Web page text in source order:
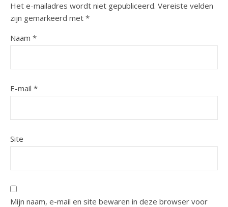
Het e-mailadres wordt niet gepubliceerd. Vereiste velden
zijn gemarkeerd met *
Naam *
E-mail *
Site
Mijn naam, e-mail en site bewaren in deze browser voor